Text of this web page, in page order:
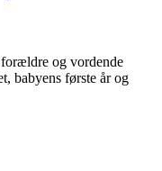
forældre og vordende
babyens første år og